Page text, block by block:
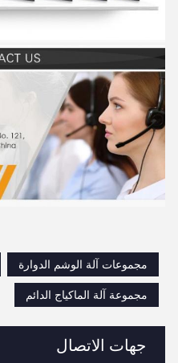
جهات الاتصال
مجموعات آلة الوشم الدوارة
مجموعة آلة الماكياج الدائم